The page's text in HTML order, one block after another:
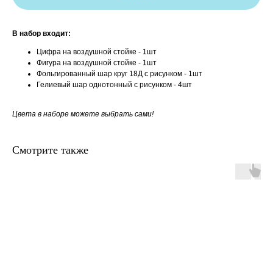
В набор входит:
Цифра на воздушной стойке - 1шт
Фигура на воздушной стойке - 1шт
Фольгированный шар круг 18Д с рисунком - 1шт
Гелиевый шар однотонный с рисунком - 4шт
Цвета в наборе можете выбрать сами!
Смотрите также